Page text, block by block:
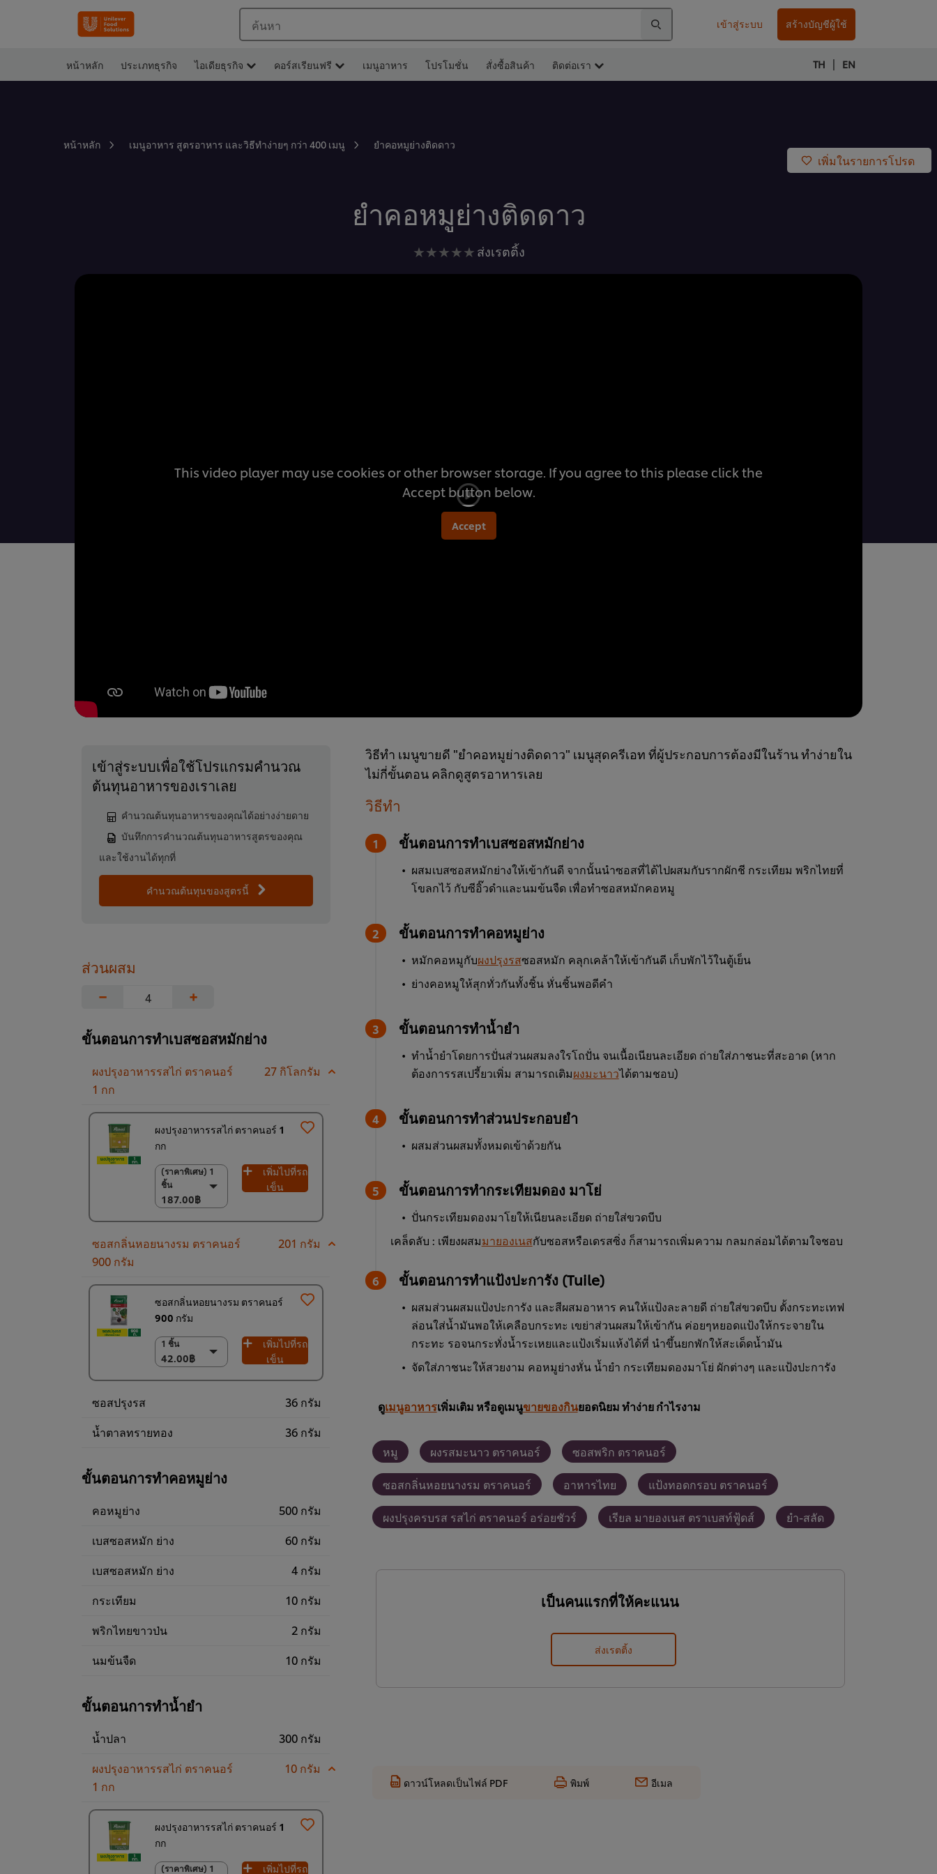
ค้นหา เข้าสู่ระบบ สร้างบัญชีผู้ใช้
หน้าหลัก ประเภทธุรกิจ ไอเดียธุรกิจ คอร์สเรียนฟรี เมนูอาหาร โปรโมชั่น สั่งซื้อสินค้า ติดต่อเรา TH | EN
หน้าหลัก เมนูอาหาร สูตรอาหาร และวิธีทำง่ายๆ กว่า 400 เมนู ยำคอหมูย่างติดดาว
เพิ่มในรายการโปรด
ยำคอหมูย่างติดดาว
ไม่มี
ส่งเรตติ้ง
This video player may use cookies or other browser storage. If you agree to this please click the
Accept button below.
Accept
เข้าสู่ระบบเพื่อใช้โปรแกรมคำนวณ
ต้นทุนอาหารของเราเลย
คำนวณต้นทุนอาหารของคุณได้อย่างง่ายดาย
บันทึกการคำนวณต้นทุนอาหารสูตรของคุณ
และใช้งานได้ทุกที่
คำนวณต้นทุนของสูตรนี้
ส่วนผสม
−
+
ขั้นตอนการทำเบสซอสหมักย่าง
ผงปรุงอาหารรสไก่ ตราคนอร์
1 กก
27 กิโลกรัม
ผงปรุงอาหารรสไก่ ตราคนอร์ 1
กก
(ราคาพิเศษ) 1
ชิ้น
187.00฿
(ราคาพิเศษ) 1 ชิ้น
187.00฿
(ลด 3%) แพ็ค 6
เพิ่มไปที่รถ
เข็น
ซอสกลิ่นหอยนางรม ตราคนอร์
900 กรัม
201 กรัม
ซอสกลิ่นหอยนางรม ตราคนอร์
900 กรัม
1 ชิ้น
42.00฿
1 ชิ้น
42.00฿
เพิ่มไปที่รถ
เข็น
ซอสปรุงรส
36 กรัม
น้ำตาลทรายทอง
36 กรัม
ขั้นตอนการทำคอหมูย่าง
คอหมูย่าง
500 กรัม
เบสซอสหมัก ย่าง
60 กรัม
เบสซอสหมัก ย่าง
4 กรัม
กระเทียม
10 กรัม
พริกไทยขาวป่น
2 กรัม
นมข้นจืด
10 กรัม
ขั้นตอนการทำน้ำยำ
น้ำปลา
300 กรัม
ผงปรุงอาหารรสไก่ ตราคนอร์
1 กก
10 กรัม
ผงปรุงอาหารรสไก่ ตราคนอร์ 1
กก
(ราคาพิเศษ) 1
(ราคาพิเศษ) 1 ชิ้น
เพิ่มไปที่รถ
วิธีทำ เมนูขายดี "ยำคอหมูย่างติดดาว" เมนูสุดครีเอท ที่ผู้ประกอบการต้องมีในร้าน ทำง่ายใน
ไม่กี่ขั้นตอน คลิกดูสูตรอาหารเลย
วิธีทำ
ขั้นตอนการทำเบสซอสหมักย่าง
ผสมเบสซอสหมักย่างให้เข้ากันดี จากนั้นนำซอสที่ได้ไปผสมกับรากผักชี กระเทียม พริกไทยที่
โขลกไว้ กับซีอิ๊วดำและนมข้นจืด เพื่อทำซอสหมักคอหมู
ขั้นตอนการทำคอหมูย่าง
หมักคอหมูกับผงปรุงรสซอสหมัก คลุกเคล้าให้เข้ากันดี เก็บพักไว้ในตู้เย็น
ย่างคอหมูให้สุกทั่วกันทั้งชิ้น หั่นชิ้นพอดีคำ
ขั้นตอนการทำน้ำยำ
ทำน้ำยำโดยการปั่นส่วนผสมลงใรโถปั่น จนเนื้อเนียนละเอียด ถ่ายใส่ภาชนะที่สะอาด (หาก
ต้องการรสเปรี้ยวเพิ่ม สามารถเติมผงมะนาวได้ตามชอบ)
ขั้นตอนการทำส่วนประกอบยำ
ผสมส่วนผสมทั้งหมดเข้าด้วยกัน
ขั้นตอนการทำกระเทียมดอง มาโย่
ปั่นกระเทียมดองมาโยให้เนียนละเอียด ถ่ายใส่ขวดบีบ
เคล็ดลับ : เพียงผสมมายองเนสกับซอสหรือเดรสซิ่ง ก็สามารถเพิ่มความ กลมกล่อมได้ตามใจชอบ
ขั้นตอนการทำแป้งปะการัง (Tuile)
ผสมส่วนผสมแป้งปะการัง และสีผสมอาหาร คนให้แป้งละลายดี ถ่ายใส่ขวดบีบ ตั้งกระทะเทฟ
ล่อนใส่น้ำมันพอให้เคลือบกระทะ เขย่าส่วนผสมให้เข้ากัน ค่อยๆหยอดแป้งให้กระจายใน
กระทะ รอจนกระทั่งน้ำระเหยและแป้งเริ่มแห้งได้ที่ นำขึ้นยกพักให้สะเด็ดน้ำมัน
จัดใส่ภาชนะให้สวยงาม คอหมูย่างหั่น น้ำยำ กระเทียมดองมาโย่ ผักต่างๆ และแป้งปะการัง
ดูเมนูอาหารเพิ่มเติม หรือดูเมนูขายของกินยอดนิยม ทำง่าย กำไรงาม
หมู ผงรสมะนาว ตราคนอร์ ซอสพริก ตราคนอร์
ซอสกลิ่นหอยนางรม ตราคนอร์ อาหารไทย แป้งทอดกรอบ ตราคนอร์
ผงปรุงครบรส รสไก่ ตราคนอร์ อร่อยชัวร์ เรียล มายองเนส ตราเบสท์ฟู้ดส์ ยำ-สลัด
เป็นคนแรกที่ให้คะแนน
ส่งเรตติ้ง
ดาวน์โหลดเป็นไฟล์ PDF พิมพ์ อีเมล